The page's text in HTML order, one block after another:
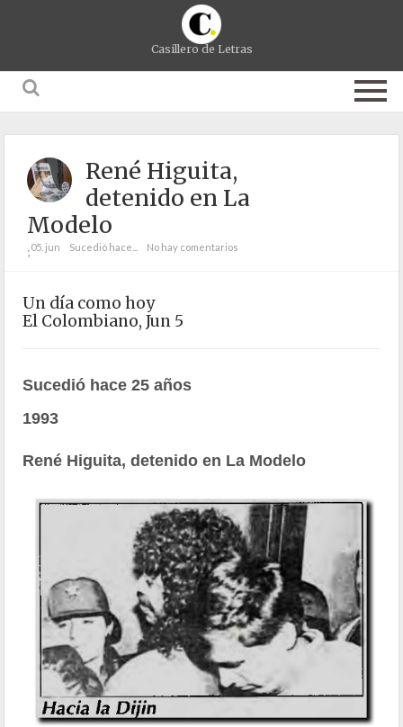
Casillero de Letras
René Higuita,
detenido en La
Modelo
;05. jun Sucedió hace... No hay comentarios
Un día como hoy
El Colombiano, Jun 5
Sucedió hace 25 años
1993
René Higuita, detenido en La Modelo